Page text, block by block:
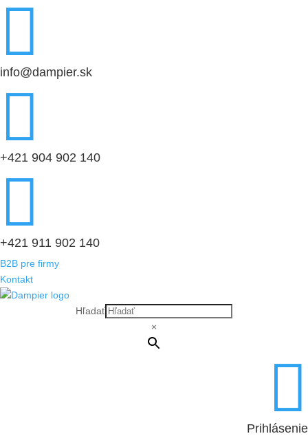

info@dampier.sk

+421 904 902 140

+421 911 902 140
B2B pre firmy
Kontakt
Hľadať
×

Prihlásenie